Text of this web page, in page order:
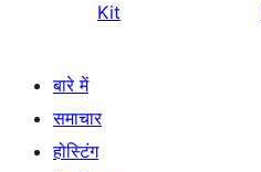
Kit
बारे में
समाचार
होस्टिंग